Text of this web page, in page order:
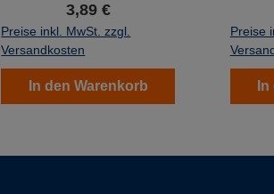
Einband ✓ holzfrei ✓ chlorfrei
gebleicht
3,89 €
Preise inkl. MwSt. zzgl.
Versandkosten
In den Warenkorb
Preise